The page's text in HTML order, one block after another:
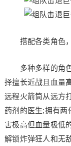
搭配各类角色
多种多样的角色
择擅长近战且血量
远程火箭筒从远方
药剂的医生;拥有两
害极高但血量极低
解锁炸弹狂人和无